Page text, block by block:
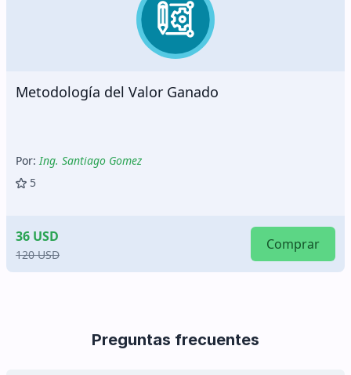
Sistemas de Gestión de Seguridad y Salud en el
Por:Ing. Noé Adrianzén
5
30 USD
125 USD
Comprar
Preguntas frecuentes